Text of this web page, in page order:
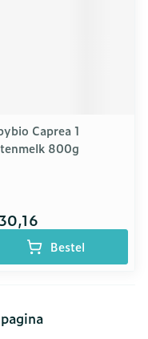
Caprea 1
800g
Bestel